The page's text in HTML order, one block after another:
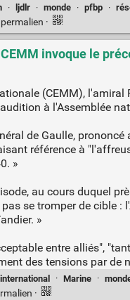
· ljdlr · monde · pfbp ·
permalien ·
invoque le
(CEMM),
à l'Assemblée
de Gaulle,
référence à
»
au cours duquel
se tromper de cible
»
entre alliés",
des tensions par de
international · Marine ·
·